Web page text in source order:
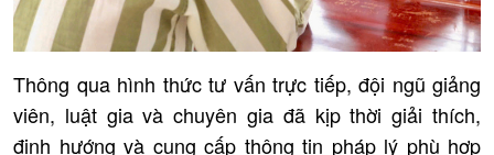
Thông qua hình thức tư vấn trực tiếp, đội ngũ giảng
viên, luật gia và chuyên gia đã kịp thời giải thích,
định hướng và cung cấp thông tin pháp lý phù hợp